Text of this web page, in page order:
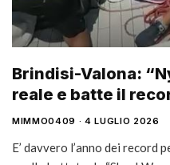
Brindisi-Valona:
reale e batte il
MIMMO0409 4 LUGLIO 2026
E’ davvero l’anno dei record